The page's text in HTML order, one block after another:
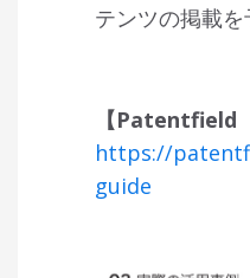
テンツの掲載を
【Patentfield
https://
guide